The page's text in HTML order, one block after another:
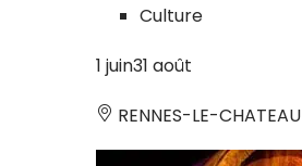
Culture
1 juin31 août
RENNES-LE-CHATEAU